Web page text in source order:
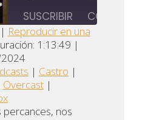
SUSCRIBIR COMPARTIR
Castro
PocketCasts
| Reproducir en una
1:13:49 |
| Castro |
Overcast|
nos